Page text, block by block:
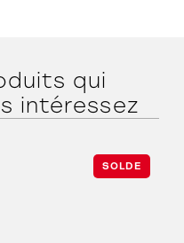
qui
intéressez
SOLDE